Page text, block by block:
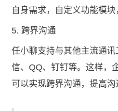
自身需求，自定义功能模块
5. 跨界沟通
任小聊支持与其他主流通
信、QQ、钉钉等。这样，
可以实现跨界沟通，提高沟